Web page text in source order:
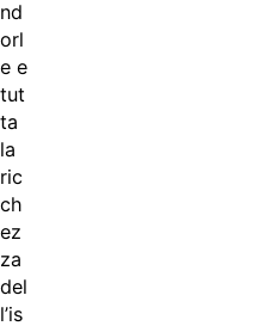
nd
orl
e e
tut
ta
la
ric
ch
ez
za
del
l’is